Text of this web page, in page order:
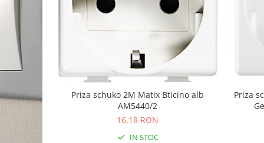
Priza schuko 2M Matix Bticino alb
AM5440/2
16,18 RON
IN STOC
Priza